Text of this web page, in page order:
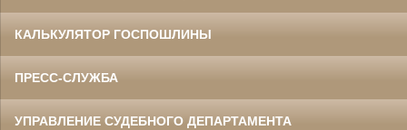
КАЛЬКУЛЯТОР ГОСПОШЛИНЫ
ПРЕСС-СЛУЖБА
УПРАВЛЕНИЕ СУДЕБНОГО ДЕПАРТАМЕНТА